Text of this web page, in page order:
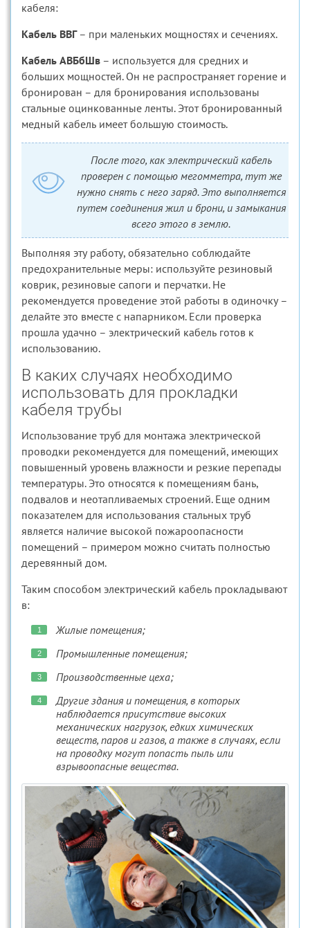
кабеля:
Кабель ВВГ– при маленьких мощностях и сечениях.
Кабель АВБбШв – используется для средних и
больших мощностей. Он не распространяет горение и
бронирован – для бронирования использованы
стальные оцинкованные ленты. Этот бронированный
медный кабель имеет большую стоимость.
После того, как электрический кабель
проверен с помощью мегомметра, тут же
нужно снять с него заряд. Это выполняется
путем соединения жил и брони, и замыкания
всего этого в землю.
Выполняя эту работу, обязательно соблюдайте
предохранительные меры: используйте резиновый
коврик, резиновые сапоги и перчатки. Не
рекомендуется проведение этой работы в одиночку –
делайте это вместе с напарником. Если проверка
прошла удачно – электрический кабель готов к
использованию.
В каких случаях необходимо
использовать для прокладки
кабеля трубы
Использование труб для монтажа электрической
проводки рекомендуется для помещений, имеющих
повышенный уровень влажности и резкие перепады
температуры. Это относятся к помещениям бань,
подвалов и неотапливаемых строений. Еще одним
показателем для использования стальных труб
является наличие высокой пожароопасности
помещений – примером можно считать полностью
деревянный дом.
Таким способом электрический кабель прокладывают
в:
Жилые помещения;
Промышленные помещения;
Производственные цеха;
Другие здания и помещения, в которых
наблюдается присутствие высоких
механических нагрузок, едких химических
веществ, паров и газов, а также в случаях, если
на проводку могут попасть пыль или
взрывоопасные вещества.